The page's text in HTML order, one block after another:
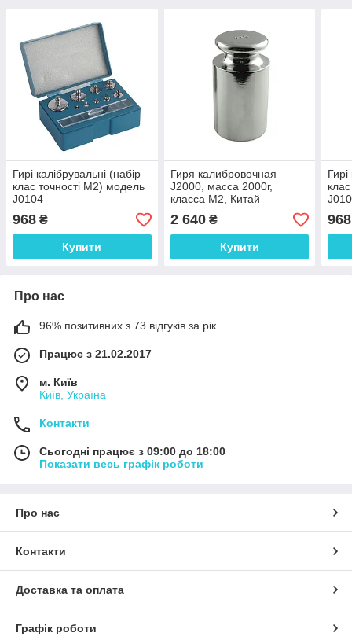
Гирі калібрувальні (набір
клас точності М2) модель
J0104
(100,50,20,20,10,5,2,2,1 г)
Китай
968 ₴
Купити
Гиря калибровочная
J2000, масса 2000г,
класса М2, Китай
2 640₴
Купити
968
Про нас
96% позитивних з 73 відгуків за рік
Працює з 21.02.2017
м. Київ
Київ, Україна
Контакти
Сьогодні працює з 09:00 до 18:00
Показати весь графік роботи
Про нас
Контакти
Доставка та оплата
Графік роботи